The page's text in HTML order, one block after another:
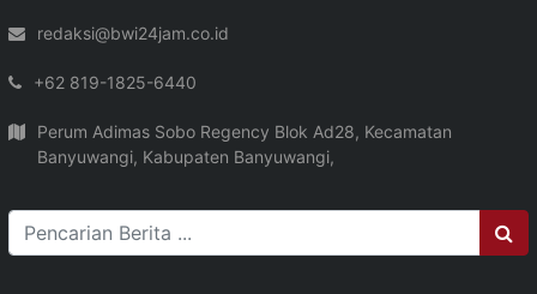
redaksi@bwi24jam.co.id
+62 819-1825-6440
Perum Adimas Sobo Regency Blok Ad28, Kecamatan
Banyuwangi, Kabupaten Banyuwangi,